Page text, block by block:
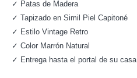
✓ Patas de Madera
✓ Tapizado en Simil Piel Capitoné
✓ Estilo Vintage Retro
✓ Color Marrón Natural
✓ Entrega hasta el portal de su casa